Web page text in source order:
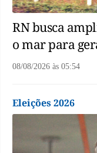
RN busca
o mar para
08/08/2026 às 05:54
Eleições 2026